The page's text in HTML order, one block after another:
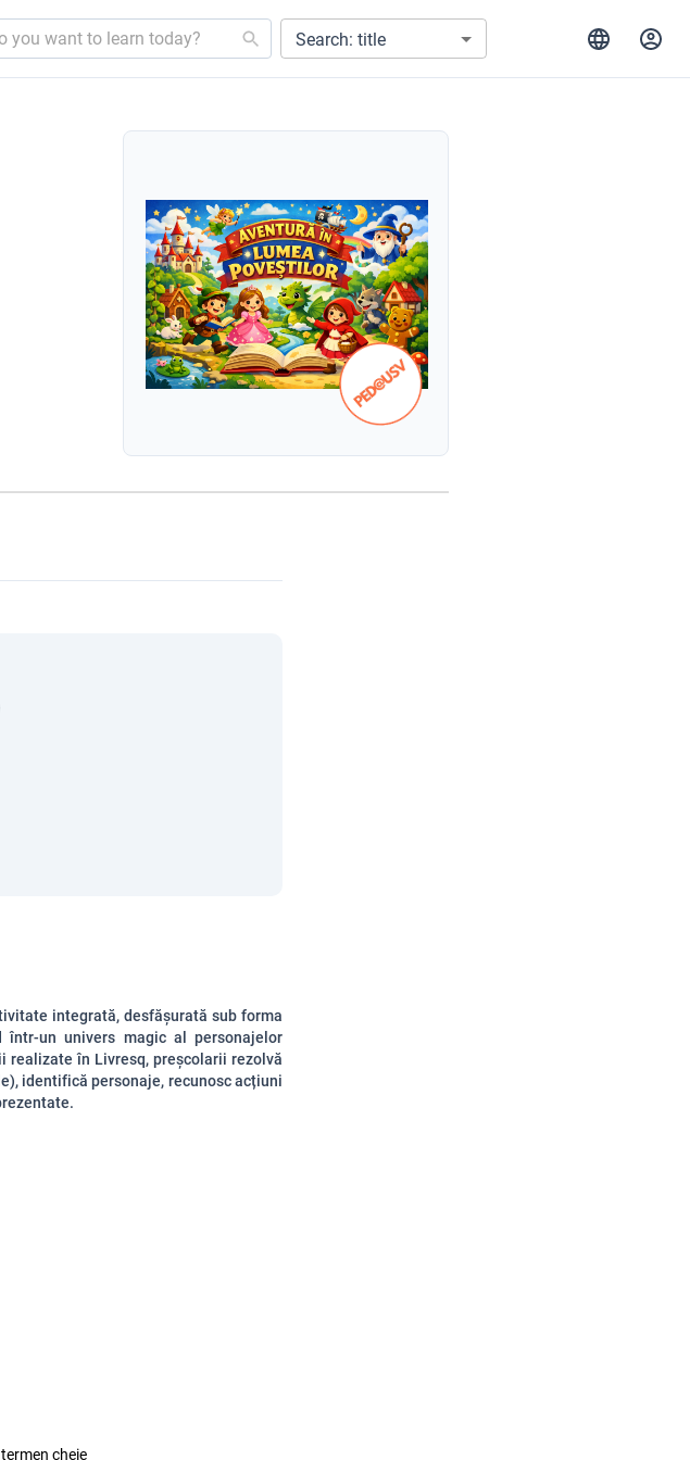
Search: title
integrată, desfășurată sub forma
un univers magic al personajelor
realizate în Livresq, preșcolarii rezolvă
identifică personaje, recunosc acțiuni
cheie